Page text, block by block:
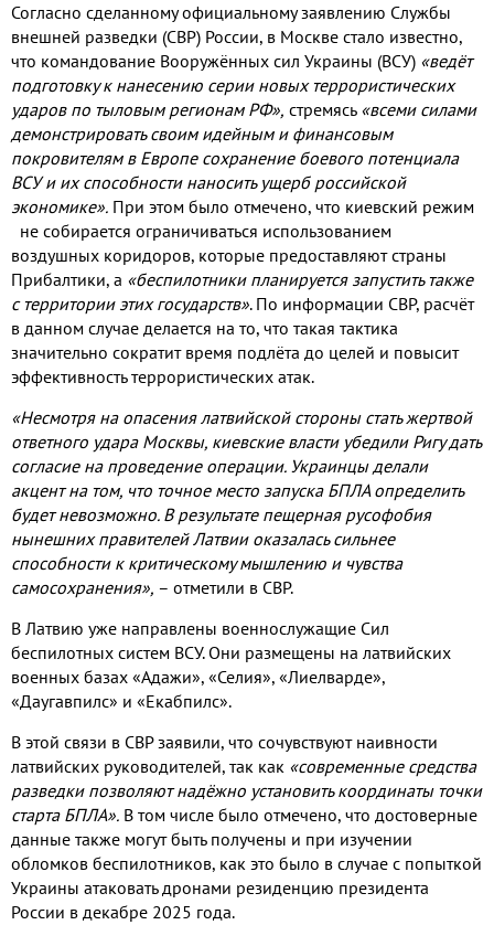
Согласно сделанному официальному заявлению Службы
внешней разведки (СВР) России, в Москве стало известно,
что командование Вооружённых сил Украины (ВСУ) «ведёт
подготовку к нанесению серии новых террористических
ударов по тыловым регионам РФ», стремясь «всеми силами
демонстрировать своим идейным и финансовым
покровителям в Европе сохранение боевого потенциала
ВСУ и их способности наносить ущерб российской
экономике». При этом было отмечено, что киевский режим
не собирается ограничиваться использованием
воздушных коридоров, которые предоставляют страны
Прибалтики, а «беспилотники планируется запустить также
с территории этих государств». По информации СВР, расчёт
в данном случае делается на то, что такая тактика
значительно сократит время подлёта до целей и повысит
эффективность террористических атак.
«Несмотря на опасения латвийской стороны стать жертвой
ответного удара Москвы, киевские власти убедили Ригу дать
согласие на проведение операции. Украинцы делали
акцент на том, что точное место запуска БПЛА определить
будет невозможно. В результате пещерная русофобия
нынешних правителей Латвии оказалась сильнее
способности к критическому мышлению и чувства
самосохранения», – отметили в СВР.
В Латвию уже направлены военнослужащие Сил
беспилотных систем ВСУ.Они размещены на латвийских
военных базах «Адажи», «Селия», «Лиелварде»,
«Даугавпилс» и «Екабпилс».
В этой связи в СВР заявили, что сочувствуют наивности
латвийских руководителей, так как «современные средства
разведки позволяют надёжно установить координаты точки
старта БПЛА». В том числе было отмечено, что достоверные
данные также могут быть получены и при изучении
обломков беспилотников, как это было в случае с попыткой
Украины атаковать дронами резиденцию президента
России в декабре 2025 года.